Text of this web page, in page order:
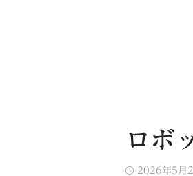
ロボ
Posted
2026年5月